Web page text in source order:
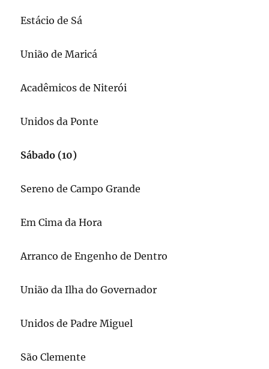
Estácio de Sá
União de Maricá
Acadêmicos de Niterói
Unidos da Ponte
Sábado (10)
Sereno de Campo Grande
Em Cima da Hora
Arranco de Engenho de Dentro
União da Ilha do Governador
Unidos de Padre Miguel
São Clemente